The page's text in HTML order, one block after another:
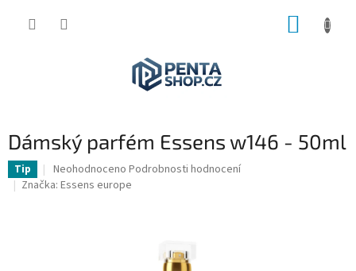
Dámský parfém Essens w146 - 50ml
Tip
Průměrné
hodnocení
Neohodnoceno Podrobnosti hodnocení
Značka: Essens europe